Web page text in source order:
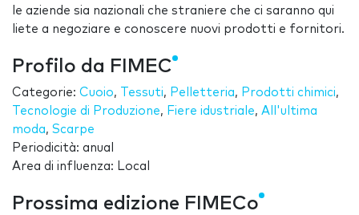
le aziende sia nazionali che straniere che ci saranno qui
liete a negoziare e conoscere nuovi prodotti e fornitori.
Profilo da FIMEC
Categorie: Cuoio, Tessuti, Pelletteria, Prodotti chimici,
Tecnologie di Produzione, Fiere idustriale, All'ultima
moda, Scarpe
Periodicità: anual
Area di influenza: Local
Prossima edizione FIMECo